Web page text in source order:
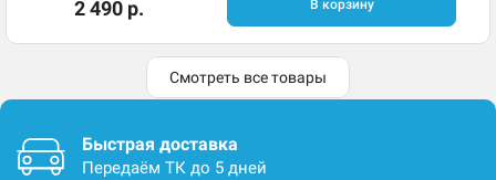
2 490 р. В корзину
Смотреть все товары
Быстрая доставка
Передаём ТК до 5 дней